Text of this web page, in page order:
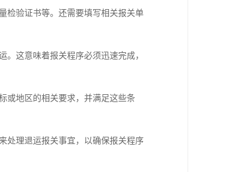
检验证书等。还需要填写相关报关单
这意味着报关程序必须迅速完成，
或地区的相关要求，并满足这些条
处理退运报关事宜，以确保报关程序